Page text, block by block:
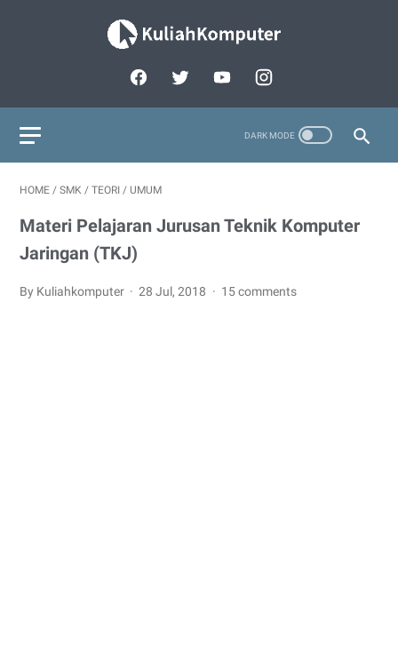
HOME / SMK / TEORI / UMUM
Materi Pelajaran Jurusan Teknik Komputer
Jaringan (TKJ)
By Kuliahkomputer 28 Jul, 2018 15 comments